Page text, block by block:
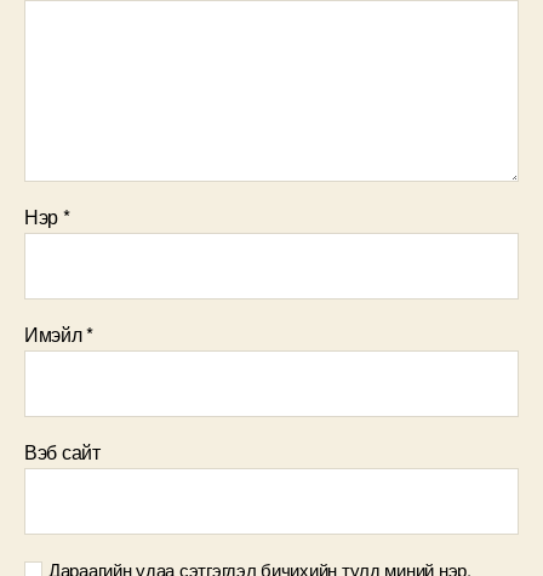
Нэр*
Имэйл*
Вэб сайт
Дараагийн удаа сэтгэгдэл бичихийн тулд миний нэр,